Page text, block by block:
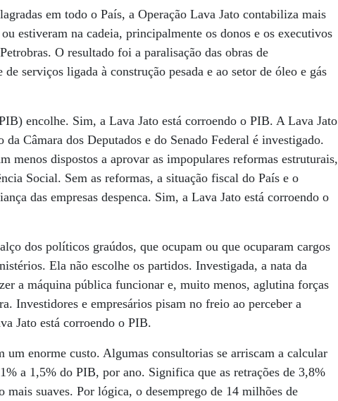
em todo o País, a Operação Lava Jato contabiliza mais
estiveram na cadeia, principalmente os donos e os executivos
O resultado foi a paralisação das obras de
serviços ligada à construção pesada e ao setor de óleo e gás
encolhe. Sim, a Lava Jato está corroendo o PIB. A Lava Jato
Câmara dos Deputados e do Senado Federal é investigado.
menos dispostos a aprovar as impopulares reformas estruturais,
Social. Sem as reformas, a situação fiscal do País e o
das empresas despenca. Sim, a Lava Jato está corroendo o
dos políticos graúdos, que ocupam ou que ocuparam cargos
Ela não escolhe os partidos. Investigada, a nata da
a máquina pública funcionar e, muito menos, aglutina forças
Investidores e empresários pisam no freio ao perceber a
Jato está corroendo o PIB.
enorme custo. Algumas consultorias se arriscam a calcular
a 1,5% do PIB, por ano. Significa que as retrações de 3,8%
suaves. Por lógica, o desemprego de 14 milhões de